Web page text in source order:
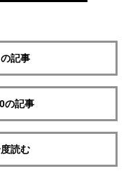
記事
の記事
読む